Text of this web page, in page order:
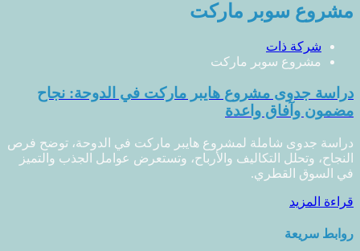
مشروع سوبر ماركت
شركة ذات
مشروع سوبر ماركت
دراسة جدوى مشروع هايبر ماركت في الدوحة: نجاح
مضمون وآفاق واعدة
دراسة جدوى شاملة لمشروع هايبر ماركت في الدوحة، توضح فرص
النجاح، وتحلل التكاليف والأرباح، وتستعرض عوامل الجذب والتميز
في السوق القطري.
قراءة المزيد
روابط سريعة